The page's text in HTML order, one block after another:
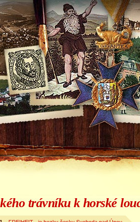
trávníku k horské